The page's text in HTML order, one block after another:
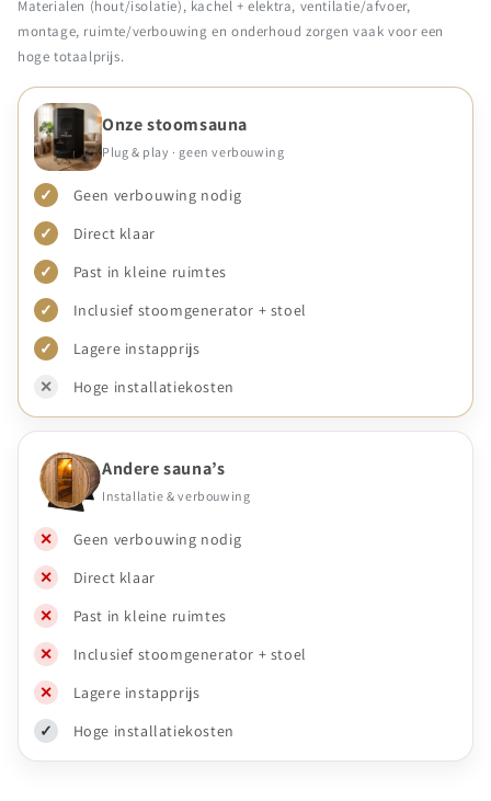
Materialen (hout/isolatie), kachel + elektra, ventilatie/afvoer,
montage, ruimte/verbouwing en onderhoud zorgen vaak voor een
hoge totaalprijs.
Onze stoomsauna
Plug & play · geen verbouwing
✓
Geen verbouwing nodig
✓
Direct klaar
✓
Past in kleine ruimtes
✓
Inclusief stoomgenerator + stoel
✓
Lagere instapprijs
✕
Hoge installatiekosten
Andere sauna’s
Installatie & verbouwing
✕
Geen verbouwing nodig
✕
Direct klaar
✕
Past in kleine ruimtes
✕
Inclusief stoomgenerator + stoel
✕
Lagere instapprijs
✓
Hoge installatiekosten